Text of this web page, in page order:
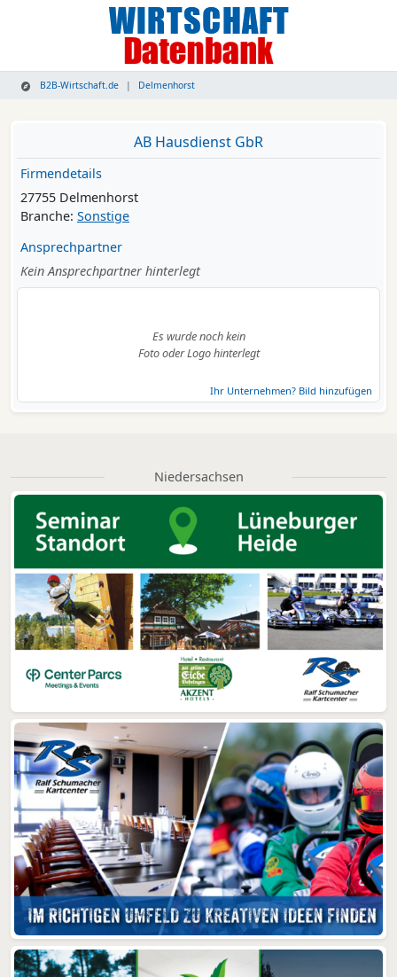
B2B-Wirtschaft.de Delmenhorst
AB Hausdienst GbR
Firmendetails
27755 Delmenhorst
Branche: Sonstige
Ansprechpartner
Kein Ansprechpartner hinterlegt
Es wurde noch kein
Foto oder Logo hinterlegt
Ihr Unternehmen? Bild hinzufügen
Niedersachsen